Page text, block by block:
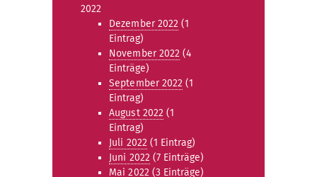
2022
Dezember 2022 (1
Eintrag)
November 2022 (4
Einträge)
September 2022 (1
Eintrag)
August 2022 (1
Eintrag)
Juli 2022 (1 Eintrag)
Juni 2022 (7 Einträge)
Mai 2022 (3 Einträge)